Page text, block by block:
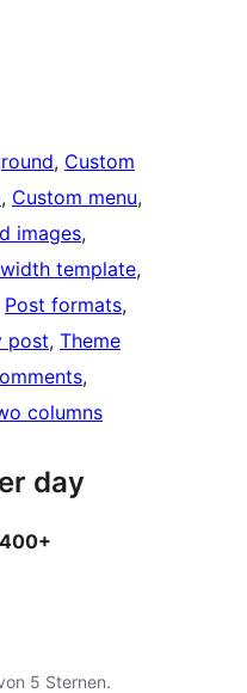
, Custom
, Custom menu
images
template
Post formats
post, Theme
columns
day
400+
5 Sternen.